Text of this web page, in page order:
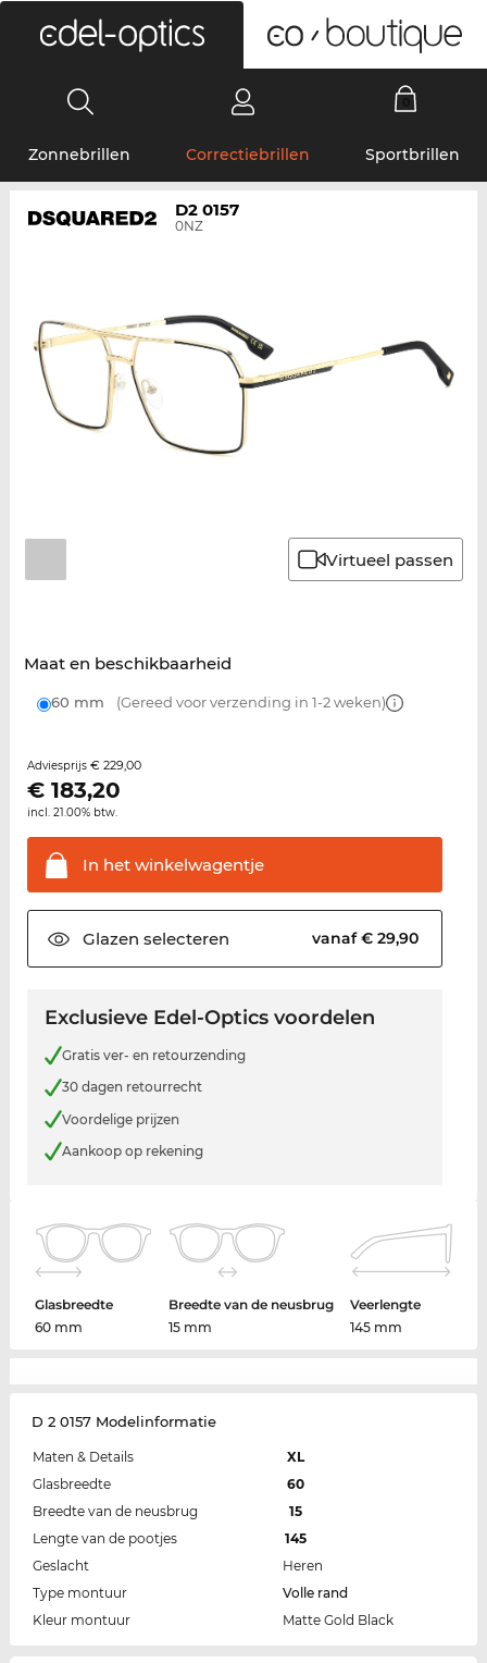
Zonnebrillen Correctiebrillen Sportbrillen
D2 0157
0NZ
Virtueel passen
Maat en beschikbaarheid
60 mm (Gereed voor verzending in 1-2 weken)
Adviesprijs € 229,00
€ 183,20
incl. 21.00% btw.
In hetwinkelwagentje
Glazen selecteren vanaf € 29,90
Exclusieve Edel-Optics voordelen
Gratis ver- en retourzending
30 dagen retourrecht
Voordelige prijzen
Aankoop op rekening
Glasbreedte
60 mm
Breedte van de neusbrug
15 mm
Veerlengte
145 mm
D 2 0157 Modelinformatie
Maten & Details
XL
Glasbreedte
60
Breedte van de neusbrug
15
Lengte van de pootjes
145
Geslacht
Heren
Type montuur
Volle rand
Kleur montuur
Matte Gold Black